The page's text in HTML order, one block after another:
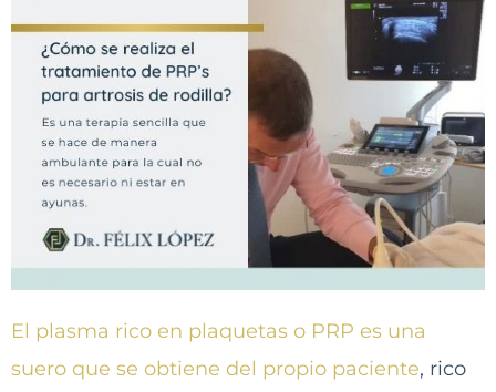
El plasma rico en plaquetas o PRP es una
suero que se obtiene del propio paciente, rico